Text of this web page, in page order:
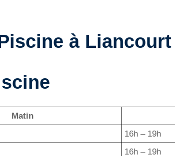
à Liancourt
Matin
16h – 19h
16h – 19h